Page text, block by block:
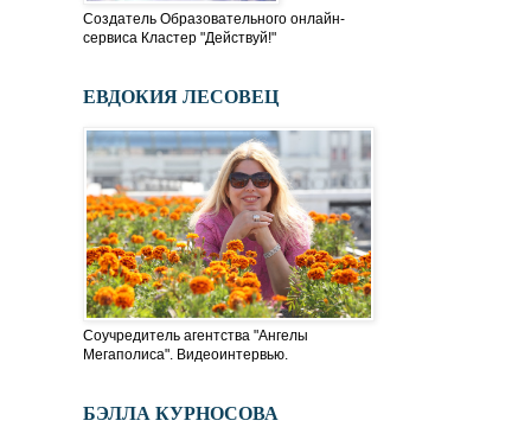
Создатель Образовательного онлайн-
сервиса Кластер "Действуй!"
ЕВДОКИЯ ЛЕСОВЕЦ
Соучредитель агентства "Ангелы
Мегаполиса". Видеоинтервью.
БЭЛЛА КУРНОСОВА